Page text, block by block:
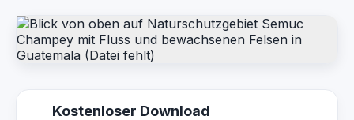
Kostenloser Download